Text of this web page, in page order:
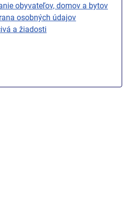
obyvateľov, domov a bytov
osobných údajov
a žiadosti